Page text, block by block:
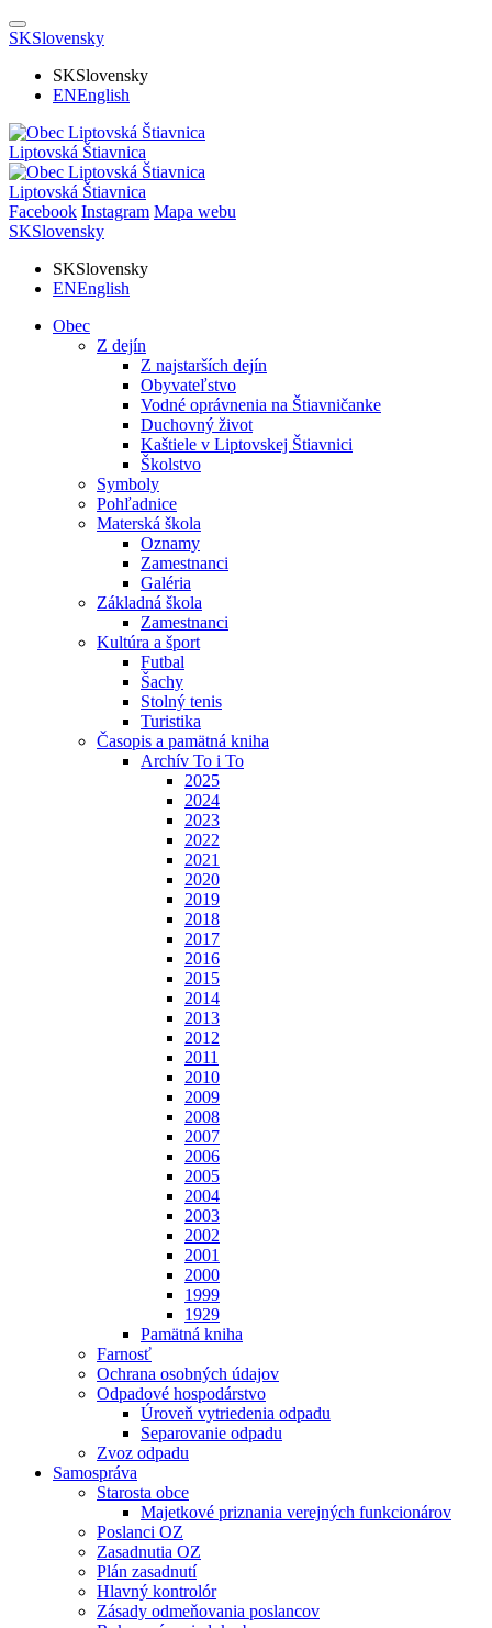
SKSlovensky
SKSlovensky
ENEnglish
Liptovská Štiavnica
Liptovská Štiavnica
Facebook Instagram Mapa webu
SKSlovensky
SKSlovensky
ENEnglish
Obec
Z dejín
Z najstarších dejín
Obyvateľstvo
Vodné oprávnenia na Štiavničanke
Duchovný život
Kaštiele v Liptovskej Štiavnici
Školstvo
Symboly
Pohľadnice
Materská škola
Oznamy
Zamestnanci
Galéria
Základná škola
Zamestnanci
Kultúra a šport
Futbal
Šachy
Stolný tenis
Turistika
Časopis a pamätná kniha
Archív To i To
2025
2024
2023
2022
2021
2020
2019
2018
2017
2016
2015
2014
2013
2012
2011
2010
2009
2008
2007
2006
2005
2004
2003
2002
2001
2000
1999
1929
Pamätná kniha
Farnosť
Ochrana osobných údajov
Odpadové hospodárstvo
Úroveň vytriedenia odpadu
Separovanie odpadu
Zvoz odpadu
Samospráva
Starosta obce
Majetkové priznania verejných funkcionárov
Poslanci OZ
Zasadnutia OZ
Plán zasadnutí
Hlavný kontrolór
Zásady odmeňovania poslancov